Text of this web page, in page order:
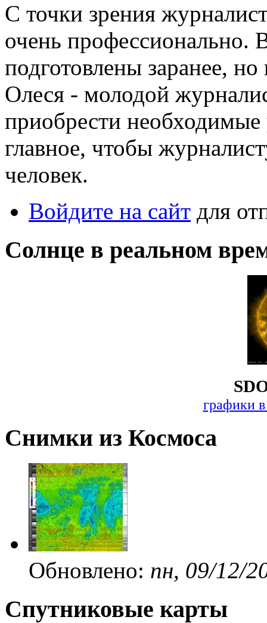
С точки зрения
очень профессионально.
подготовлены заранее,
Олеся - молодой
приобрести необходимые
главное, чтобы
человек.
Войдите на сайт для
Солнце в реальном
графики
Снимки из Космоса
Обновлено: пн, 09/12/
Спутниковые карты